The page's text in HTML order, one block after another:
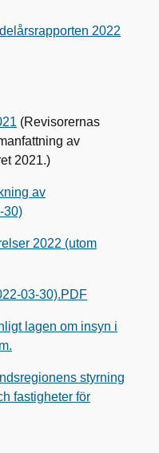
2022
(Revisorernas
av
2021.)
av
30)
2022 (utom
03-30).PDF
lagen om insyn i
styrning
fastigheter för